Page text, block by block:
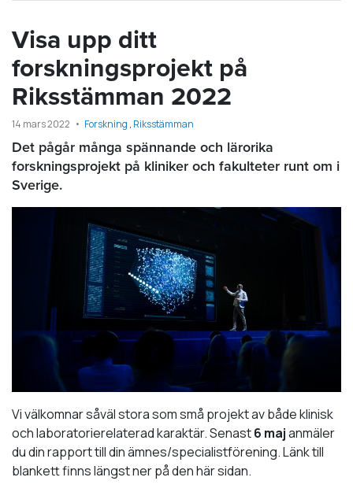
Visa upp ditt
forskningsprojekt på
Riksstämman 2022
14 mars 2022 Forskning Riksstämman
Det pågår många spännande och lärorika
forskningsprojekt på kliniker och fakulteter runt om i
Sverige.
Vi välkomnar såväl stora som små projekt av både klinisk
och laboratorierelaterad karaktär. Senast6 majanmäler
du din rapport till din ämnes/specialistförening. Länk till
blankett finns längst ner på den här sidan.